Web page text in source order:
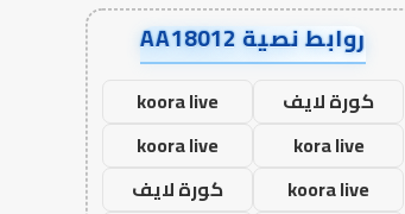
روابط نصية AA18012
كورة لايف
koora live
kora live
koora live
koora live
كورة لايف